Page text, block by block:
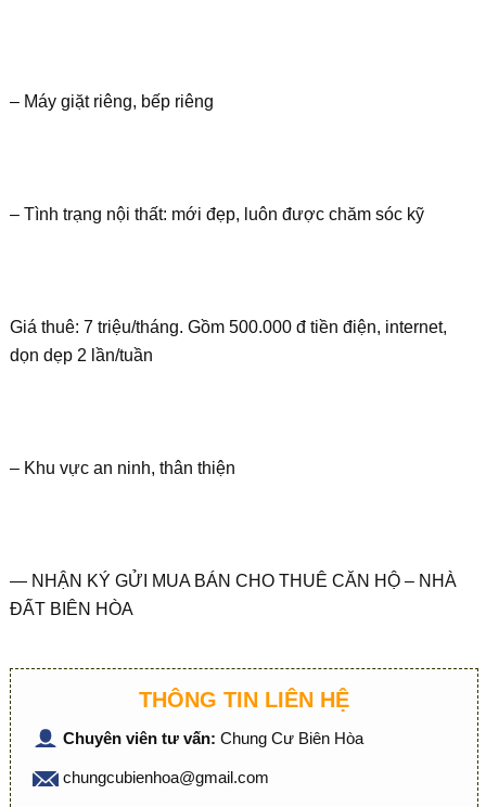
– Máy giặt riêng, bếp riêng
– Tình trạng nội thất: mới đẹp, luôn được chăm sóc kỹ
Giá thuê: 7 triệu/tháng. Gồm 500.000 đ tiền điện, internet,
dọn dẹp 2 lần/tuần
– Khu vực an ninh, thân thiện
— NHẬN KÝ GỬI MUA BÁN CHO THUÊ CĂN HỘ – NHÀ
ĐẤT BIÊN HÒA
THÔNG TIN LIÊN HỆ
Chuyên viên tư vấn: Chung Cư Biên Hòa
chungcubienhoa@gmail.com